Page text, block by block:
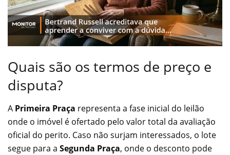
Quais são os termos de preço e
disputa?
A Primeira Praça representa a fase inicial do leilão
onde o imóvel é ofertado pelo valor total da avaliação
oficial do perito. Caso não surjam interessados, o lote
segue para a Segunda Praça, onde o desconto pode